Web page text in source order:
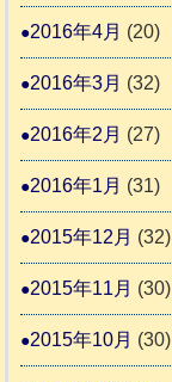
2016年4月 (20)
2016年3月 (32)
2016年2月 (27)
2016年1月 (31)
2015年12月 (32)
2015年11月 (30)
2015年10月 (30)